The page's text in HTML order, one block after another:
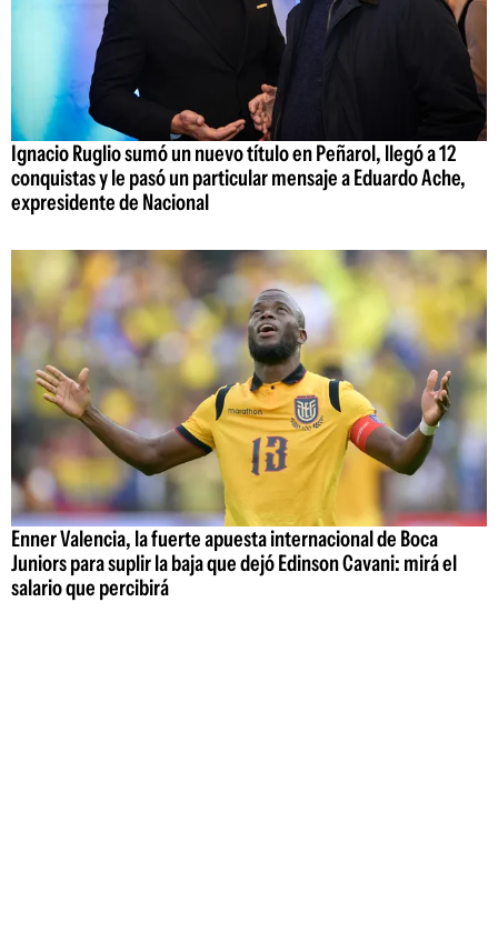
Ignacio Ruglio sumó un nuevo título en Peñarol, llegó a 12
conquistas y le pasó un particular mensaje a Eduardo Ache,
expresidente de Nacional
Enner Valencia, la fuerte apuesta internacional de Boca
Juniors para suplir la baja que dejó Edinson Cavani: mirá el
salario que percibirá